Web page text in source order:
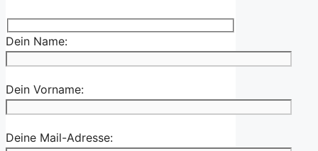
Dein Name:
Dein Vorname:
Deine Mail-Adresse: